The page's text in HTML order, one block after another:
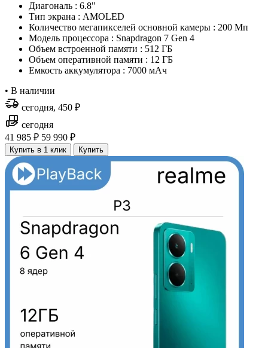
Диагональ : 6.8"
Тип экрана : AMOLED
Количество мегапикселей основной камеры : 200 Мп
Модель процессора : Snapdragon 7 Gen 4
Объем встроенной памяти : 512 ГБ
Объем оперативной памяти : 12 ГБ
Емкость аккумулятора : 7000 мAч
• В наличии
сегодня, 450 ₽
сегодня
41 985 ₽ 59 990 ₽
Купить в 1 клик Купить